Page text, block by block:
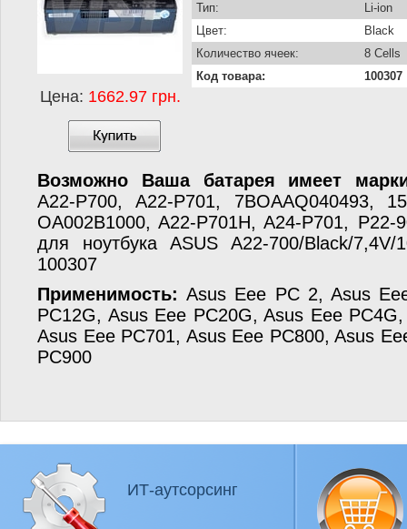
Цена: 1662.97 грн.
Тип:
Li-ion
Цвет:
Black
Количество ячеек:
8 Cells
Код товара:
100307
Возможно Ваша батарея имеет
A22-P700, A22-P701, 7BOAAQ040493,
OA002B1000, A22-P701H, A24-P701, P22-
для ноутбука ASUS A22-700/Black/7,4V/
100307
Применимость: Asus Eee PC 2, Asus
PC12G, Asus Eee PC20G, Asus Eee
Asus Eee PC701, Asus Eee PC800, Asus
PC900
ИТ-аутсорсинг